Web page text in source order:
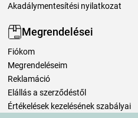
Akadálymentesítési nyilatkozat
Megrendelései
Fiókom
Megrendeléseim
Reklamáció
Elállás a szerződéstől
Értékelések kezelésének szabályai